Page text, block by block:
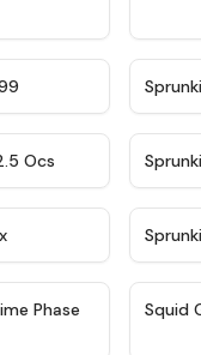
★
Ocs
★ 4.9
Phase
Squid